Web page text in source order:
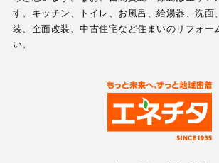
す。キッチン、トイレ、お風呂、給湯器、洗面
装、全面改装、中古住宅など住まいのリフォー
い。